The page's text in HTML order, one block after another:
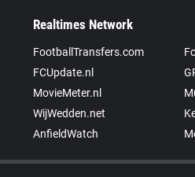
Realtimes Network
FootballTransfers.com
FCUpdate.nl
MovieMeter.nl
WijWedden.net
AnfieldWatch